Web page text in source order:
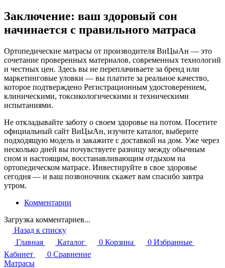
Заключение: ваш здоровый сон
начинается с правильного матраса
Ортопедические матрасы от производителя ВиЦыАн — это
сочетание проверенных материалов, современных технологий
и честных цен. Здесь вы не переплачиваете за бренд или
маркетинговые уловки — вы платите за реальное качество,
которое подтверждено Регистрационным удостоверением,
клиническими, токсикологическими и техническими
испытаниями.
Не откладывайте заботу о своем здоровье на потом. Посетите
официальный сайт ВиЦыАн, изучите каталог, выберите
подходящую модель и закажите с доставкой на дом. Уже через
несколько дней вы почувствуете разницу между обычным
сном и настоящим, восстанавливающим отдыхом на
ортопедическом матрасе. Инвестируйте в свое здоровье
сегодня — и ваш позвоночник скажет вам спасибо завтра
утром.
Комментарии
Загрузка комментариев...
Назад к списку
Главная
Каталог 0 Корзина 0 Избранные
Кабинет
0 Сравнение
Матрасы